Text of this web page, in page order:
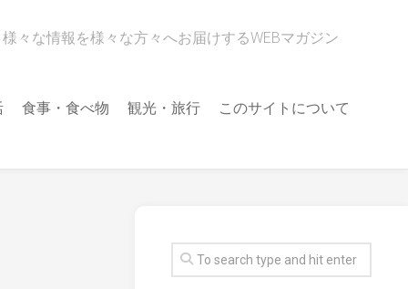
様々な情報を様々な方々へお届けするWEBマガジン
食事・食べ物 観光・旅行 このサイトについて